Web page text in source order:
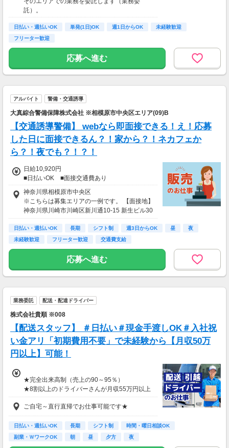
支払いする業務委託のお仕事です。うれしい週
払い。
※関東圏4-6月に１8時以降稼働した場合を想
定。地域により異なります
※報酬は規約にしたがい配達完了の15日後に支
払いますが、可能な場合は、より早く、週払い
で前週稼働分をお支払いします。
登録の際に、希望配達エリアを選択いただき、
そのエリアでの業務を委託します（業務委
託）。
日払い・週払いOK 単発(1日)OK 週1日からOK
未経験歓迎
フリーター歓迎
応募へ進む
アルバイト 警備・交通誘導
大真綜合警備保障株式会社 ※相模原市中央区エリア(09)B
【交通誘導警備】 webなら即面接できる！え！応募
した日に面接できるん？！家から？！ネカフェか
ら？！夜でも？！？！
日給10,920円
■日払いOK ■面接交通費あり
神奈川県相模原市中央区
※こちらは募集エリアの一例です。 【面接地】
神奈川県川崎市川崎区新川通10-15 新生ビル30
3
日払い・週払いOK 長期 シフト制 週3日からOK 昼
夜
未経験歓迎
フリーター歓迎 交通費支給
応募へ進む
業務委託 配送・配達ドライバー
株式会社貴順 ※008
【配送スタッフ】 ＃日払い＃現金手渡しOK＃入社祝
い金アリ「初期費用不要」で未経験から【月収50万
円以上】可能！
★完全出来高制（売上の90～95％）
★8割以上のドライバーさんが月収55万円以上
★支度金5～25万円補助あり（規定有）
★選べる入社祝い金アリ
⇒「初回稼働1か月後に3万円」or「1年後に10
万円」or「2年後に20万円」選べます！
ご自宅～直行直帰でお仕事可能です★
日払い・週払いOK 長期 シフト制
時間・曜日相談OK
副業・ＷワークOK
朝 昼 夕方 夜